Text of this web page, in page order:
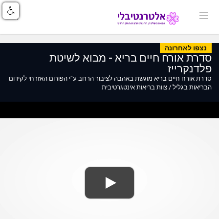
נצפו לאחרונה
סדרת אורח חיים בריא - מבוא לשיטת
פלדנקרייז
סדרת אורח חיים בריא מוגשת באהבה לציבור הרחב ע"י הפורום האזרחי לקידום
הבריאות בגליל / צוות בריאות אינטגרטיבית